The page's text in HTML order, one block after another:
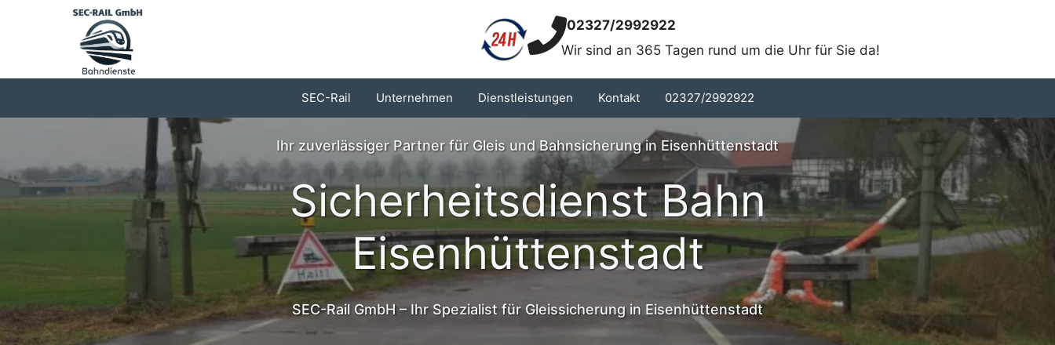
02327/2992922
Wir sind an 365 Tagen rund um die Uhr für Sie da!
SEC-Rail Unternehmen Dienstleistungen Kontakt 02327/2992922
Ihr zuverlässiger Partner für Gleis und Bahnsicherung in Eisenhüttenstadt
Sicherheitsdienst Bahn
Eisenhüttenstadt
SEC-Rail GmbH – Ihr Spezialist für Gleissicherung in Eisenhüttenstadt